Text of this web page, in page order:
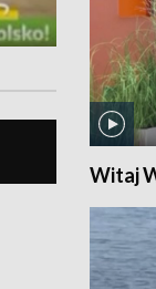
Witaj